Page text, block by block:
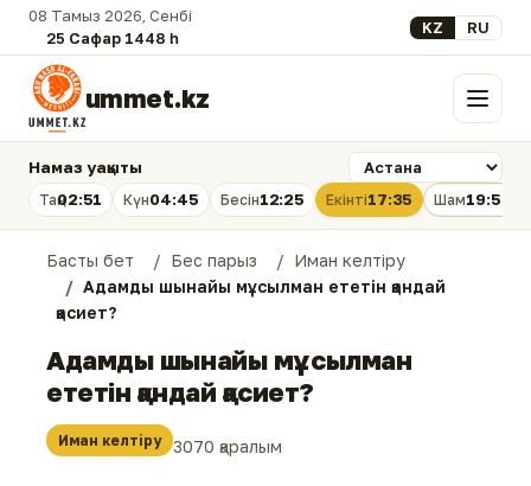
08 Тамыз 2026, Сенбі
25 Сафар 1448 һ.
Select your
KZ RU
ummet.kz Мәзір
Намаз уақыты
Таң02:51 Күн04:45 Бесін12:25 Екінті17:35 Шам19:54
Басты бет Бес парыз
Иман келтіру
Адамды шынайы мұсылман ететін қандай
қасиет?
Адамды шынайы мұсылман
ететін қандай қасиет?
Иман келтіру 3070 қаралым